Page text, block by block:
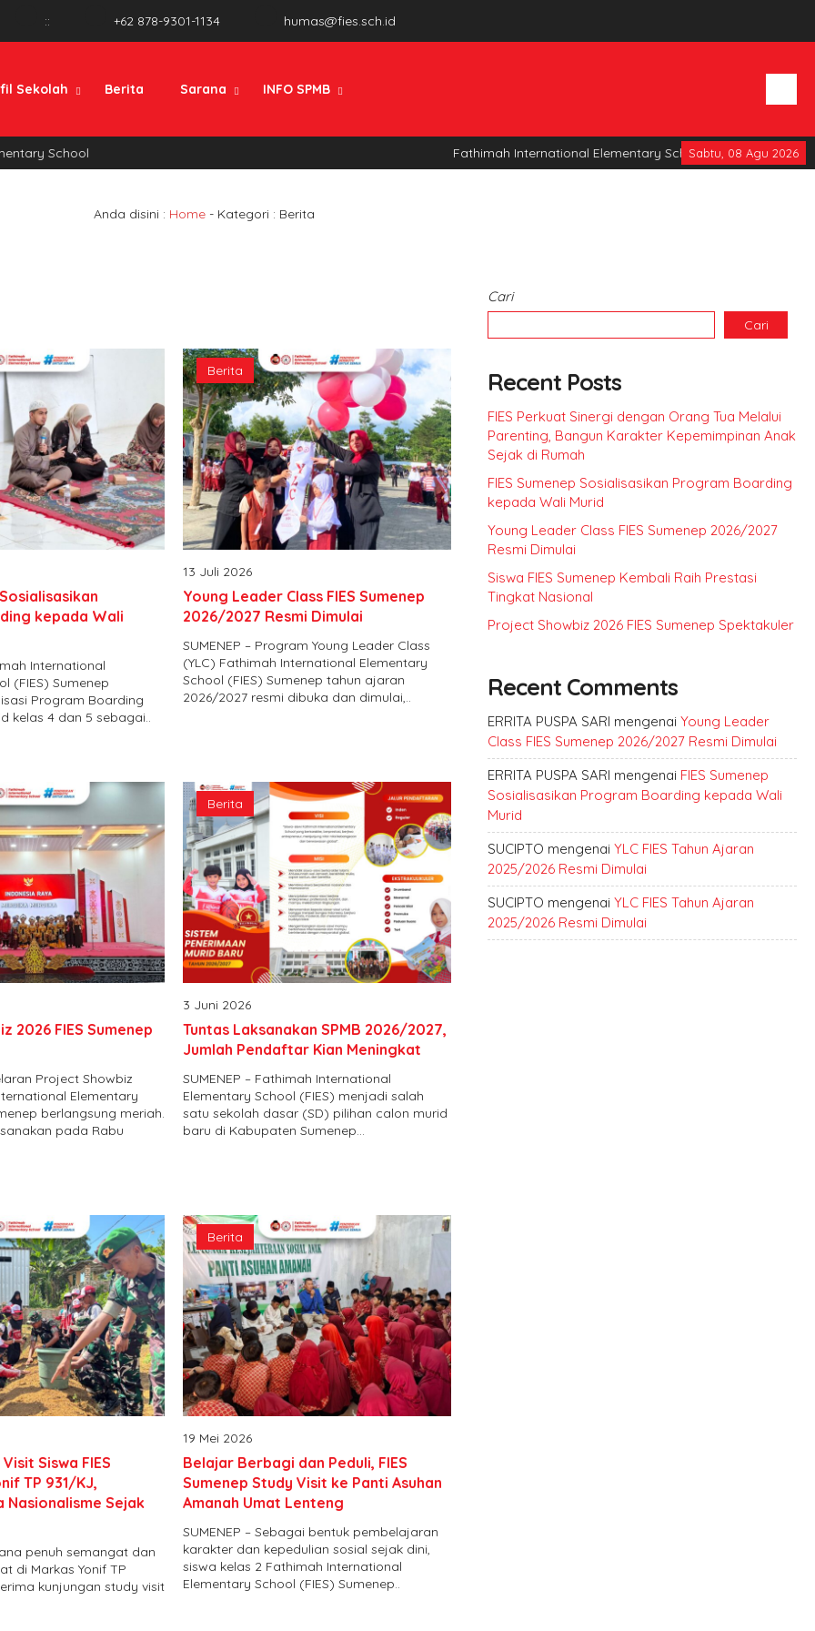
:: +62 878-9301-1134 humas@fies.sch.id
Sekolah Berita Sarana INFO SPMB
Sabtu, 08 Agu 2026
Fathimah International Elementary School
School
Anda disini : Home- Kategori : Berita
kepada Wali
International
(FIES) Sumenep
Program Boarding
kelas 4 dan 5 sebagai..
Berita
13 Juli 2026
Young Leader Class FIES Sumenep
2026/2027 Resmi Dimulai
SUMENEP – Program Young Leader Class
(YLC) Fathimah International Elementary
School (FIES) Sumenep tahun ajaran
2026/2027 resmi dibuka dan dimulai,..
2026 FIES Sumenep
Project Showbiz
Elementary
berlangsung meriah.
pada Rabu
Berita
3 Juni 2026
Tuntas Laksanakan SPMB 2026/2027,
Jumlah Pendaftar Kian Meningkat
SUMENEP – Fathimah International
Elementary School (FIES) menjadi salah
satu sekolah dasar (SD) pilihan calon murid
baru di Kabupaten Sumenep...
Siswa FIES
TP 931/KJ,
Nasionalisme Sejak
penuh semangat dan
di Markas Yonif TP
kunjungan study visit
Berita
19 Mei 2026
Belajar Berbagi dan Peduli, FIES
Sumenep Study Visit ke Panti Asuhan
Amanah Umat Lenteng
SUMENEP – Sebagai bentuk pembelajaran
karakter dan kepedulian sosial sejak dini,
siswa kelas 2 Fathimah International
Elementary School (FIES) Sumenep..
Cari
Cari
Recent Posts
FIES Perkuat Sinergi dengan Orang Tua Melalui
Parenting, Bangun Karakter Kepemimpinan Anak
Sejak di Rumah
FIES Sumenep Sosialisasikan Program Boarding
kepada Wali Murid
Young Leader Class FIES Sumenep 2026/2027
Resmi Dimulai
Siswa FIES Sumenep Kembali Raih Prestasi
Tingkat Nasional
Project Showbiz 2026 FIES Sumenep Spektakuler
Recent Comments
ERRITA PUSPA SARI mengenai Young Leader
Class FIES Sumenep 2026/2027 Resmi Dimulai
ERRITA PUSPA SARI mengenai FIES Sumenep
Sosialisasikan Program Boarding kepada Wali
Murid
SUCIPTO mengenai YLC FIES Tahun Ajaran
2025/2026 Resmi Dimulai
SUCIPTO mengenai YLC FIES Tahun Ajaran
2025/2026 Resmi Dimulai